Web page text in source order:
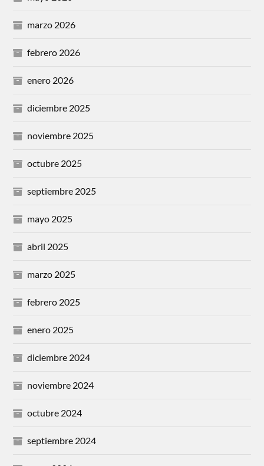
marzo 2026
febrero 2026
enero 2026
diciembre 2025
noviembre 2025
octubre 2025
septiembre 2025
mayo 2025
abril 2025
marzo 2025
febrero 2025
enero 2025
diciembre 2024
noviembre 2024
octubre 2024
septiembre 2024